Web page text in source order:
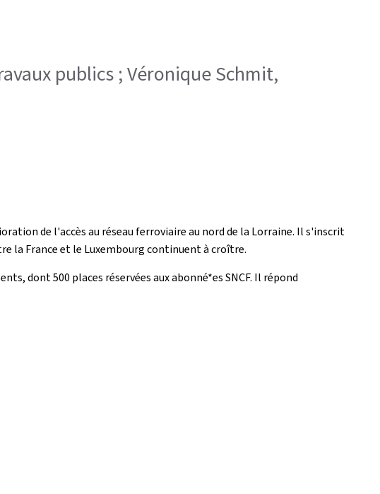
publics ; Véronique Schmit,
de l'accès au réseau ferroviaire au nord de la Lorraine. Il s'inscrit
la France et le Luxembourg continuent à croître.
dont 500 places réservées aux abonné*es SNCF. Il répond